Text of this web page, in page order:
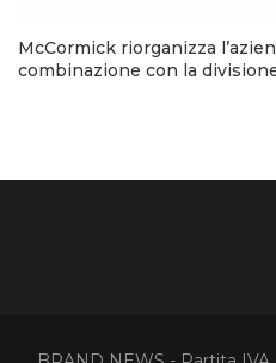
McCormick riorganizza
combinazione con la